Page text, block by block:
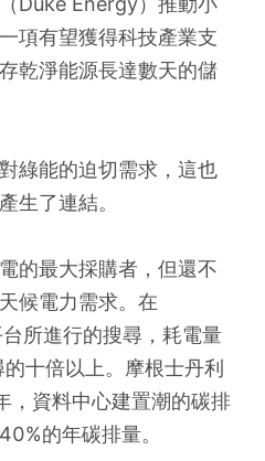
項有望獲得科技產業支
乾淨能源長達數天的儲
綠能的迫切需求，這也
生了連結。
的最大採購者，但還不
候電力需求。在
所進行的搜尋，耗電量
十倍以上。摩根士丹利
資料中心建置潮的碳排
的年碳排量。